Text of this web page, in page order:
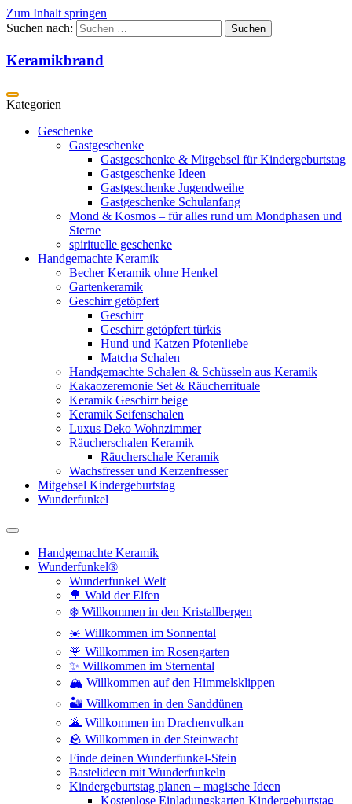
Zum Inhalt springen
Suchen nach:
Keramikbrand
Geschenke
Gastgeschenke
Gastgeschenke & Mitgebsel für Kindergeburtstag
Gastgeschenke Ideen
Gastgeschenke Jugendweihe
Gastgeschenke Schulanfang
Mond & Kosmos – für alles rund um Mondphasen und
Sterne
spirituelle geschenke
Handgemachte Keramik
Becher Keramik ohne Henkel
Gartenkeramik
Geschirr getöpfert
Geschirr
Geschirr getöpfert türkis
Hund und Katzen Pfotenliebe
Matcha Schalen
Handgemachte Schalen & Schüsseln aus Keramik
Kakaozeremonie Set & Räucherrituale
Keramik Geschirr beige
Keramik Seifenschalen
Luxus Deko Wohnzimmer
Räucherschalen Keramik
Räucherschale Keramik
Wachsfresser und Kerzenfresser
Mitgebsel Kindergeburtstag
Wunderfunkel
Handgemachte Keramik
Wunderfunkel®
Wunderfunkel Welt
🌳 Wald der Elfen
❄️ Willkommen in den Kristallbergen
☀️ Willkommen im Sonnental
🌹 Willkommen im Rosengarten
✨ Willkommen im Sternental
🏔️ Willkommen auf den Himmelsklippen
🏜️ Willkommen in den Sanddünen
🌋 Willkommen im Drachenvulkan
🪨 Willkommen in der Steinwacht
Finde deinen Wunderfunkel-Stein
Bastelideen mit Wunderfunkeln
Kindergeburtstag planen – magische Ideen
Kostenlose Einladungskarten Kindergeburtstag